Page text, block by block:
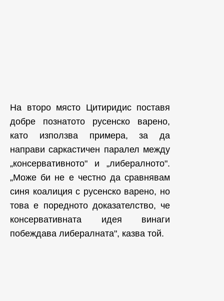
На второ място Цитиридис поставя
добре познатото русенско варено,
като използва примера, за да
направи саркастичен паралел между
„консервативното" и „либералното".
„Може би не е честно да сравнявам
синя коалиция с русенско варено, но
това е поредното доказателство, че
консервативната идея винаги
побеждава либералната", казва той.